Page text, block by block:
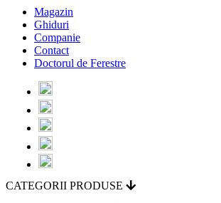
Magazin
Ghiduri
Companie
Contact
Doctorul de Ferestre
CATEGORII PRODUSE